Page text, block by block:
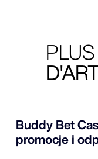
PLUS
Buddy Bet
promocje i